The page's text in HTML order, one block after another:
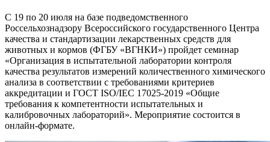
С 19 по 20 июля на базе подведомственного
Россельхознадзору Всероссийского государственного Центра
качества и стандартизации лекарственных средств для
животных и кормов (ФГБУ «ВГНКИ») пройдет семинар
«Организация в испытательной лаборатории контроля
качества результатов измерений количественного химического
анализа в соответствии с требованиями критериев
аккредитации и ГОСТ ISO/IEC 17025-2019 «Общие
требования к компетентности испытательных и
калибровочных лабораторий». Мероприятие состоится в
онлайн-формате.